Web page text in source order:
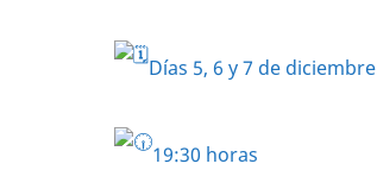
Días 5, 6 y 7 de diciembre
19:30 horas